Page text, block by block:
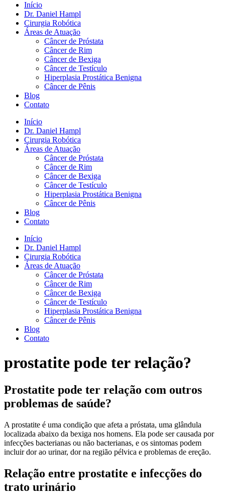
Início
Dr. Daniel Hampl
Cirurgia Robótica
Áreas de Atuação
Câncer de Próstata
Câncer de Rim
Câncer de Bexiga
Câncer de Testículo
Hiperplasia Prostática Benigna
Câncer de Pênis
Blog
Contato
Início
Dr. Daniel Hampl
Cirurgia Robótica
Áreas de Atuação
Câncer de Próstata
Câncer de Rim
Câncer de Bexiga
Câncer de Testículo
Hiperplasia Prostática Benigna
Câncer de Pênis
Blog
Contato
Início
Dr. Daniel Hampl
Cirurgia Robótica
Áreas de Atuação
Câncer de Próstata
Câncer de Rim
Câncer de Bexiga
Câncer de Testículo
Hiperplasia Prostática Benigna
Câncer de Pênis
Blog
Contato
prostatite pode ter relação?
Prostatite pode ter relação com outros
problemas de saúde?
A prostatite é uma condição que afeta a próstata, uma glândula
localizada abaixo da bexiga nos homens. Ela pode ser causada por
infecções bacterianas ou não bacterianas, e os sintomas podem
incluir dor ao urinar, dor na região pélvica e problemas de ereção.
Relação entre prostatite e infecções do
trato urinário